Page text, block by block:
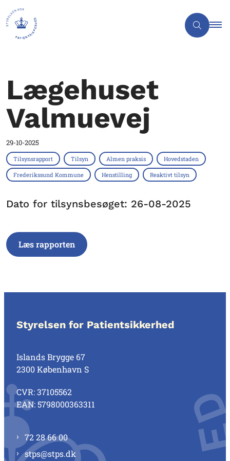
Lægehuset
Valmuevej
29-10-2025
Tilsynsrapport Tilsyn Almen praksis Hovedstaden
Frederikssund Kommune Henstilling Reaktivt tilsyn
Dato for tilsynsbesøget: 26-08-2025
Læs rapporten
Styrelsen for Patientsikkerhed
Islands Brygge 67
2300 København S
CVR: 37105562
EAN: 5798000363311
72 28 66 00
stps@stps.dk